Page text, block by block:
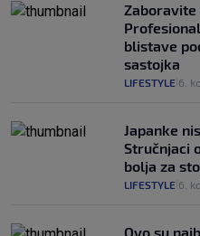
Zaboravite
blistave
sastojka
LIFESTYLE 6.
Japanke
Stručnjaci
bolja za
LIFESTYLE 6.
Ovo su